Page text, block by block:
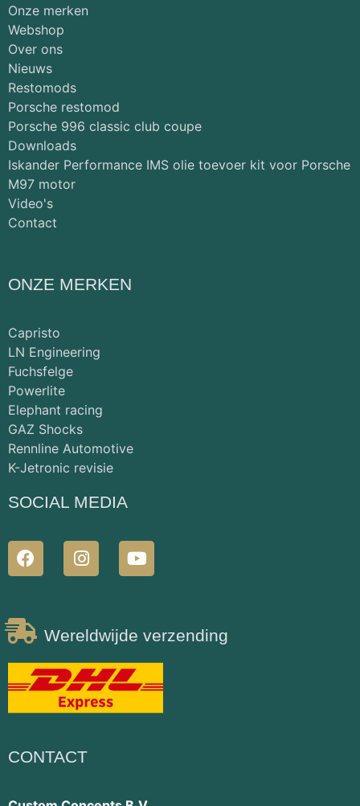
Onze merken
Webshop
Over ons
Nieuws
Restomods
Porsche restomod
Porsche 996 classic club coupe
Downloads
Iskander Performance IMS olie toevoer kit voor Porsche
M97 motor
Video's
Contact
ONZE MERKEN
Capristo
LN Engineering
Fuchsfelge
Powerlite
Elephant racing
GAZ Shocks
Rennline Automotive
K-Jetronic revisie
SOCIAL MEDIA
Wereldwijde verzending
CONTACT